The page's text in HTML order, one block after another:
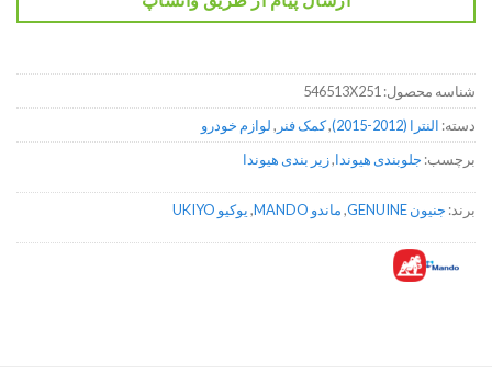
شناسه محصول: 546513X251
دسته: النترا (2012-2015) ,کمک فنر ,لوازم خودرو
برچسب: جلوبندی هیوندا,زیر بندی هیوندا
برند: جنیون GENUINE ,ماندو MANDO ,یوکیو UKIYO